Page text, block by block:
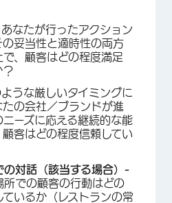
なたが行ったアクション
の妥当性と適時性の両方
で、顧客はどの程度満足
？
うな厳しいタイミングに
たの会社／ブランドが進
ーズに応える継続的な能
顧客はどの程度信頼してい
の対話（該当する場合）-
所での顧客の行動はどの
ているか（レストランの常